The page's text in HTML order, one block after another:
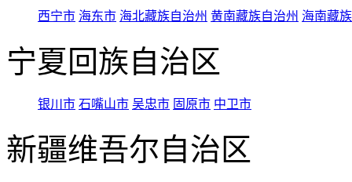
西宁市 海东市 海北藏族自治州 黄南藏族自治州 海南藏
宁夏回族自治区
银川市 石嘴山市 吴忠市 固原市 中卫市
新疆维吾尔自治区